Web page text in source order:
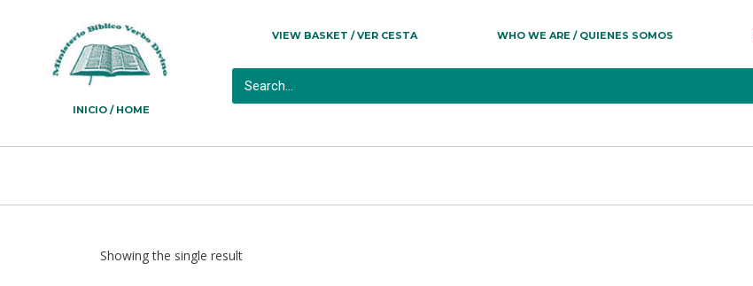
INICIO / HOME
VIEW BASKET / VER CESTA WHO WE ARE / QUIENES SOMOS
Showing the single result